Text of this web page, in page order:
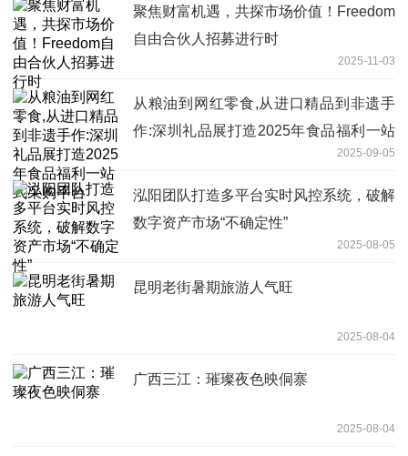
聚焦财富机遇，共探市场价值！Freedom
自由合伙人招募进行时
2025-11-03
从粮油到网红零食,从进口精品到非遗手
作:深圳礼品展打造2025年食品福利一站
2025-09-05
泓阳团队打造多平台实时风控系统，破解
数字资产市场“不确定性”
2025-08-05
昆明老街暑期旅游人气旺
2025-08-04
广西三江：璀璨夜色映侗寨
2025-08-04